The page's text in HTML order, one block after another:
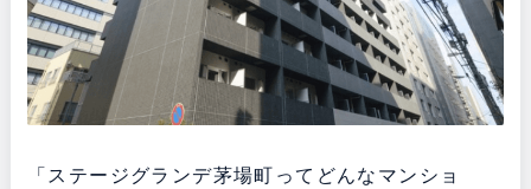
「ステージグランデ茅場町ってどんなマンショ